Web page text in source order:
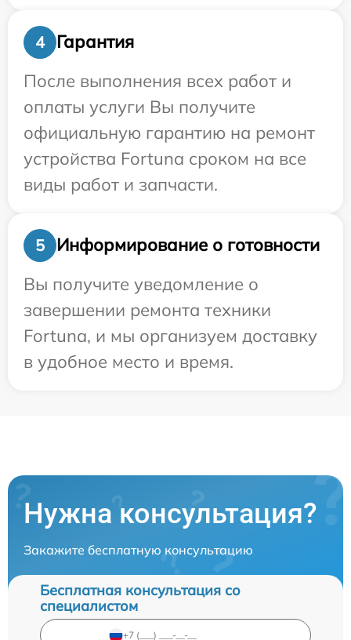
4
Гарантия
После выполнения всех работ и
оплаты услуги Вы получите
официальную гарантию на ремонт
устройства Fortuna сроком на все
виды работ и запчасти.
5
Информирование о готовности
Вы получите уведомление о
завершении ремонта техники
Fortuna, и мы организуем доставку
в удобное место и время.
Нужна консультация?
Закажите бесплатную консультацию
Бесплатная консультация со
специалистом